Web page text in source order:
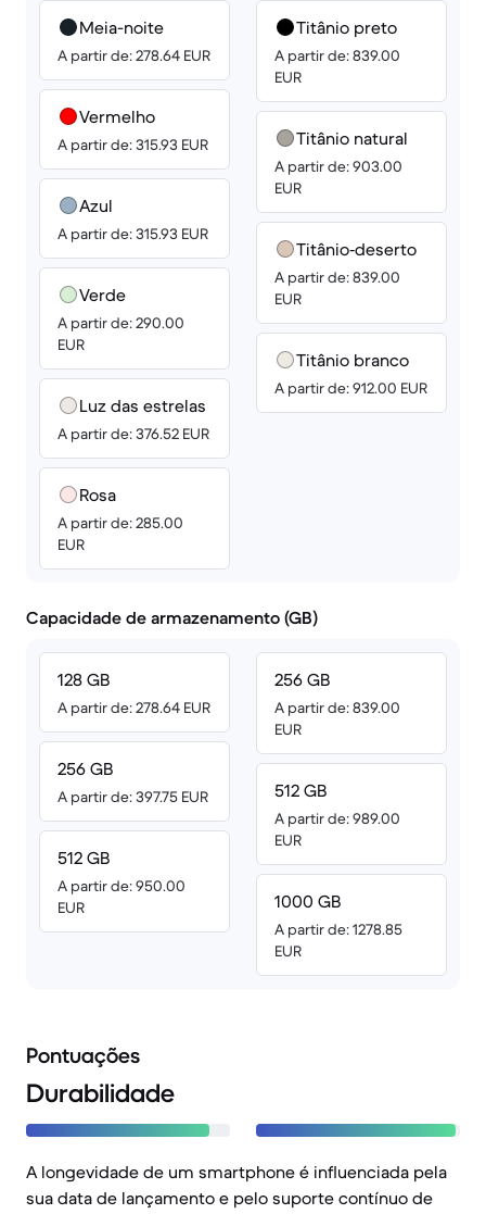
Meia-noite
A partir de: 278.64 EUR
Vermelho
A partir de: 315.93 EUR
Azul
A partir de: 315.93 EUR
Verde
A partir de: 290.00
EUR
Luz das estrelas
A partir de: 376.52 EUR
Rosa
A partir de: 285.00
EUR
Titânio preto
A partir de: 839.00
EUR
Titânio natural
A partir de: 903.00
EUR
Titânio‑deserto
A partir de: 839.00
EUR
Titânio branco
A partir de: 912.00 EUR
Capacidade de armazenamento (GB)
128 GB
A partir de: 278.64 EUR
256 GB
A partir de: 397.75 EUR
512 GB
A partir de: 950.00
EUR
256 GB
A partir de: 839.00
EUR
512 GB
A partir de: 989.00
EUR
1000 GB
A partir de: 1278.85
EUR
Pontuações
Durabilidade
A longevidade de um smartphone é influenciada pela
sua data de lançamento e pelo suporte contínuo de